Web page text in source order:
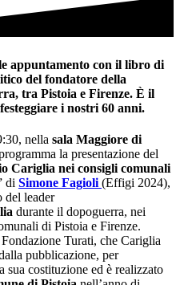
appuntamento con il libro di
del fondatore della
tra Pistoia e Firenze. È il
i nostri 60 anni.
nella sala Maggiore di
la presentazione del
Cariglia nei consigli comunali
di Simone Fagioli (Effigi 2024),
del leader
durante il dopoguerra, nei
di Pistoia e Firenze.
Turati, che Cariglia
pubblicazione, per
sua costituzione ed è realizzato